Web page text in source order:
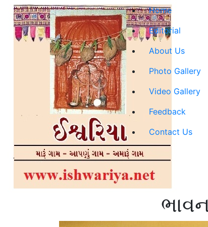
Home
Editorial
About Us
Photo Gallery
Video Gallery
Feedback
Contact Us